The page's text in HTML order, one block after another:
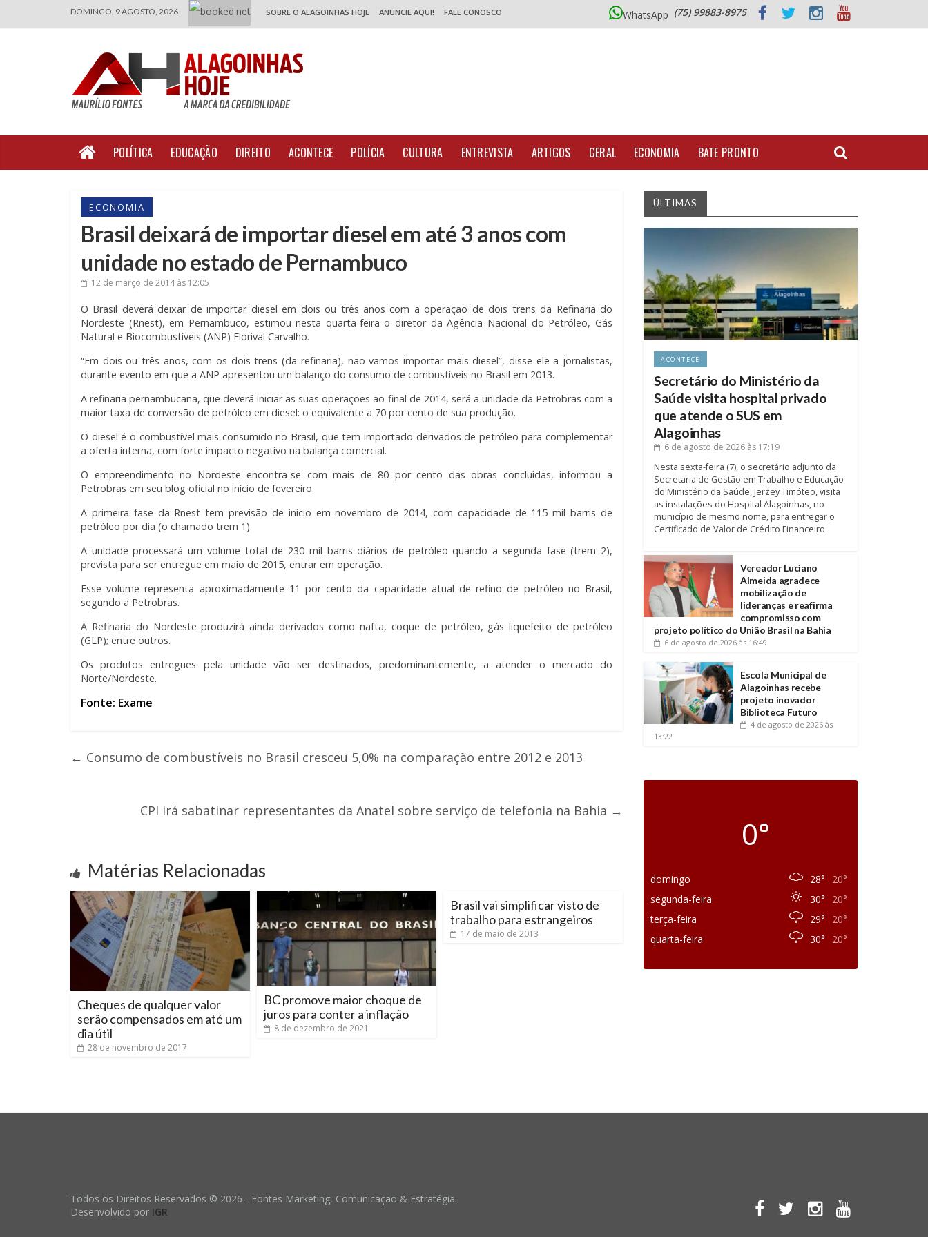
DOMINGO, 9 AGOSTO, 2026 SOBRE O ALAGOINHAS HOJE ANUNCIE AQUI! FALE CONOSCO WhatsApp (75) 99883-8975
POLÍTICA EDUCAÇÃO DIREITO ACONTECE POLÍCIA CULTURA ENTREVISTA ARTIGOS GERAL ECONOMIA BATE PRONTO
ECONOMIA
Brasil deixará de importar diesel em até 3 anos com
unidade no estado de Pernambuco
12 de março de 2014às 12:05
O Brasil deverá deixar de importar diesel em dois ou três anos com a operação de dois trens da Refinaria do
Nordeste (Rnest), em Pernambuco, estimou nesta quarta-feira o diretor da Agência Nacional do Petróleo, Gás
Natural e Biocombustíveis (ANP) Florival Carvalho.
“Em dois ou três anos, com os dois trens (da refinaria), não vamos importar mais diesel”, disse ele a jornalistas,
durante evento em que a ANP apresentou um balanço do consumo de combustíveis no Brasil em 2013.
A refinaria pernambucana, que deverá iniciar as suas operações ao final de 2014, será a unidade da Petrobras com a
maior taxa de conversão de petróleo em diesel: o equivalente a 70 por cento de sua produção.
O diesel é o combustível mais consumido no Brasil, que tem importado derivados de petróleo para complementar
a oferta interna, com forte impacto negativo na balança comercial.
O empreendimento no Nordeste encontra-se com mais de 80 por cento das obras concluídas, informou a
Petrobras em seu blog oficial no início de fevereiro.
A primeira fase da Rnest tem previsão de início em novembro de 2014, com capacidade de 115 mil barris de
petróleo por dia (o chamado trem 1).
A unidade processará um volume total de 230 mil barris diários de petróleo quando a segunda fase (trem 2),
prevista para ser entregue em maio de 2015, entrar em operação.
Esse volume representa aproximadamente 11 por cento da capacidade atual de refino de petróleo no Brasil,
segundo a Petrobras.
A Refinaria do Nordeste produzirá ainda derivados como nafta, coque de petróleo, gás liquefeito de petróleo
(GLP); entre outros.
Os produtos entregues pela unidade vão ser destinados, predominantemente, a atender o mercado do
Norte/Nordeste.
Fonte: Exame
← Consumo de combustíveis no Brasil cresceu 5,0% na comparação entre 2012 e 2013
CPI irá sabatinar representantes da Anatel sobre serviço de telefonia na Bahia →
Matérias Relacionadas
Cheques de qualquer valor
serão compensados em até um
dia útil
28 de novembro de 2017
BC promove maior choque de
juros para conter a inflação
8 de dezembro de 2021
Brasil vai simplificar visto de
trabalho para estrangeiros
17 de maio de 2013
ÚLTIMAS
ACONTECE
Secretário do Ministério da
Saúde visita hospital privado
que atende o SUS em
Alagoinhas
6 de agosto de 2026 às 17:19
Nesta sexta-feira (7), o secretário adjunto da
Secretaria de Gestão em Trabalho e Educação
do Ministério da Saúde, Jerzey Timóteo, visita
as instalações do Hospital Alagoinhas, no
município de mesmo nome, para entregar o
Certificado de Valor de Crédito Financeiro
Vereador Luciano
Almeida agradece
mobilização de
lideranças e reafirma
compromisso com
projeto político do União Brasil na Bahia
6 de agosto de 2026 às 16:49
Escola Municipal de
Alagoinhas recebe
projeto inovador
Biblioteca Futuro
4 de agosto de 2026 às
13:22
0°
domingo 28°
20°
segunda-feira
30°
20°
terça-feira
29°
20°
quarta-feira
30° 20°
Todos os Direitos Reservados © 2026 - Fontes Marketing, Comunicação & Estratégia.
Desenvolvido por IGR